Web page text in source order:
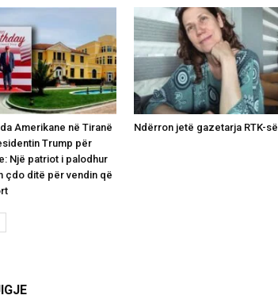
Amerikane në Tiranë
Trump për
Një patriot i palodhur
çdo ditë për vendin që
Ndërron jetë gazetarja RTK-së